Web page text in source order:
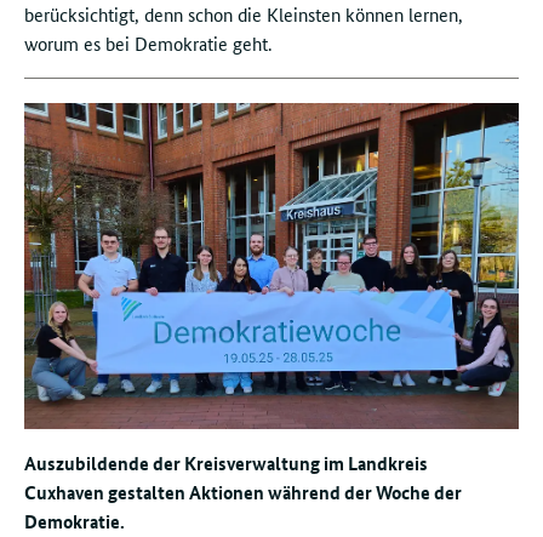
berücksichtigt, denn schon die Kleinsten können lernen,
worum es bei Demokratie geht.
Auszubildende der Kreisverwaltung im Landkreis
Cuxhaven gestalten Aktionen während der Woche der
Demokratie.